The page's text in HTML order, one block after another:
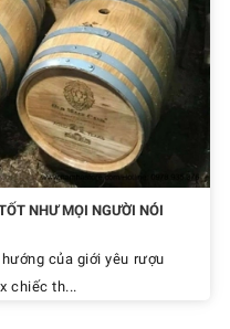
NHƯ MỌI NGƯỜI NÓI
của giới yêu rượu
chiếc th...